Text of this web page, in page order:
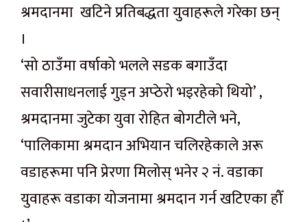
श्रमदानमा खटिने प्रतिबद्धता युवाहरूले गरेका छन्
।
‘सो ठाउँमा वर्षाको भलले सडक बगाउँदा
सवारीसाधनलाई गुड्न अप्ठेरो भइरहेको थियो’ ,
श्रमदानमा जुटेका युवा रोहित बोगटीले भने,
‘पालिकामा श्रमदान अभियान चलिरहेकाले अरू
वडाहरूमा पनि प्रेरणा मिलोस् भनेर २ नं. वडाका
युवाहरू वडाका योजनामा श्रमदान गर्न खटिएका हौँ